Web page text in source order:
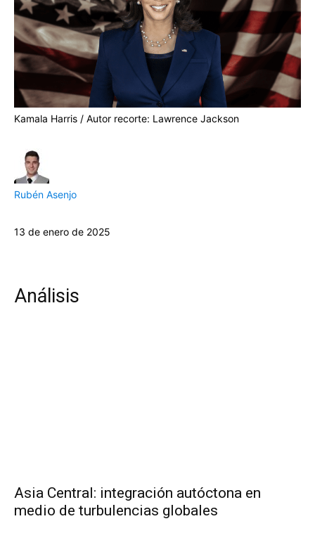
Kamala Harris / Autor recorte: Lawrence Jackson
Rubén Asenjo
13 de enero de 2025
Análisis
Asia Central: integración autóctona en
medio de turbulencias globales